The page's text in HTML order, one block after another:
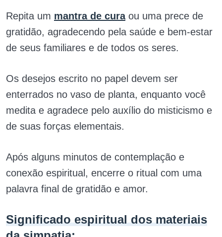
Repita um mantra de curaou uma prece de
gratidão, agradecendo pela saúde e bem-estar
de seus familiares e de todos os seres.
Os desejos escrito no papel devem ser
enterrados no vaso de planta, enquanto você
medita e agradece pelo auxílio do misticismo e
de suas forças elementais.
Após alguns minutos de contemplação e
conexão espiritual, encerre o ritual com uma
palavra final de gratidão e amor.
Significado espiritual dos materiais